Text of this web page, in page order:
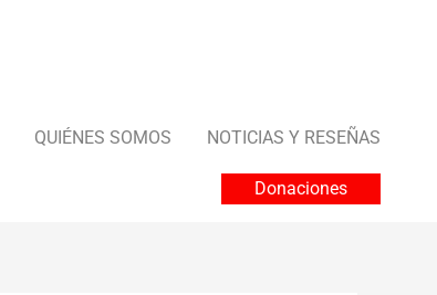
QUIÉNES SOMOS NOTICIAS Y RESEÑAS
Donaciones